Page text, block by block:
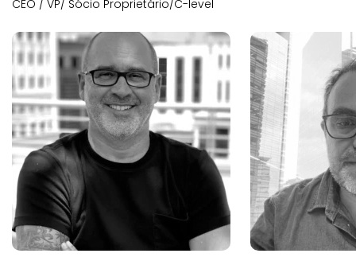
CEO / VP/ Sócio Proprietário/C-level